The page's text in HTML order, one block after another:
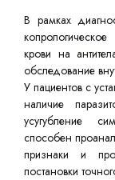
В рамках
крови на
обследование
У пациентов с
наличие
усугубление
способен
признаки и
постановки